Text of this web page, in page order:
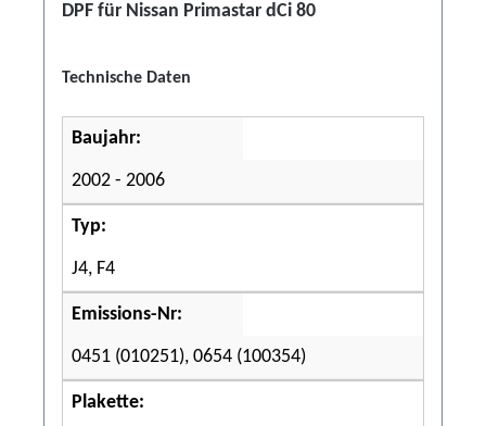
DPF für Nissan Primastar dCi 80
Technische Daten
Baujahr:
2002 - 2006
Typ:
J4, F4
Emissions-Nr:
0451 (010251), 0654 (100354)
Plakette: